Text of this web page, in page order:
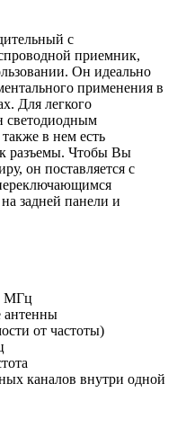
с
приемник,
Он идеально
применения в
Для легкого
светодиодным
в нем есть
разъемы. Чтобы Вы
он поставляется с
задней панели и
МГц
антенны
от частоты)
каналов внутри одной